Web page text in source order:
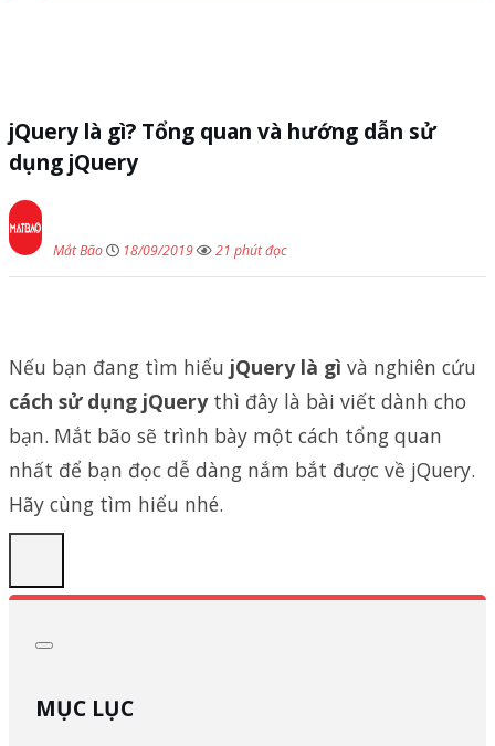
jQuery là gì? Tổng quan và hướng dẫn sử
dụng jQuery
Mắt Bão 18/09/2019 21 phút đọc
Nếu bạn đang tìm hiểu jQuery là gì và nghiên cứu
cách sử dụng jQuerythì đây là bài viết dành cho
bạn. Mắt bão sẽ trình bày một cách tổng quan
nhất để bạn đọc dễ dàng nắm bắt được về jQuery.
Hãy cùng tìm hiểu nhé.
MỤC LỤC